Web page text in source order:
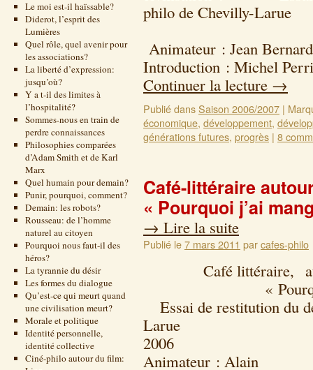
Le moi est-il haïssable?
Diderot, l’esprit des
Lumières
Quel rôle, quel avenir pour
les associations?
La liberté d’expression:
jusqu’où?
Y a t-il des limites à
l’hospitalité?
Sommes-nous en train de
perdre connaissances
Philosophies comparées
d’Adam Smith et de Karl
Marx
Quel humain pour demain?
Punir, pourquoi, comment?
Demain: les robots?
Rousseau: de l’homme
naturel au citoyen
Pourquoi nous faut-il des
héros?
La tyrannie du désir
Les formes du dialogue
Qu’est-ce qui meurt quand
une civilisation meurt?
Morale et politique
Identité personnelle,
identité collective
Ciné-philo autour du film:
philo de Chevilly-Larue
Animateur : Jean
Introduction : Michel
Continuer la lecture →
Publié dansSaison 2006/2007 |
économique, développement,
générations futures, progrès | 8
Café-littéraire
« Pourquoi j’ai
→ Lire la suite
Publié le7 mars 2011 parcafes-philo
Café littéraire,
« Pourquoi j’ai
Essai de restitution du
Larue 22
Animateur : Alain